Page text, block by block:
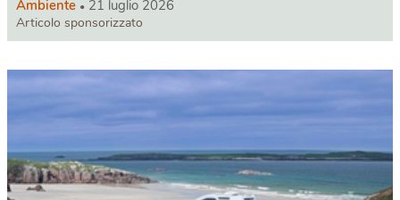
Ambiente 21 luglio 2026
Articolo sponsorizzato